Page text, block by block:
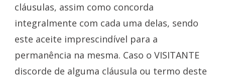
cláusulas, assim como concorda
integralmente com cada uma delas, sendo
este aceite imprescindível para a
permanência na mesma. Caso o VISITANTE
discorde de alguma cláusula ou termo deste